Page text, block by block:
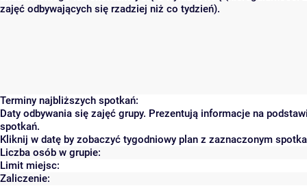
zajęć odbywających się rzadziej niż co tydzień).
Terminy najbliższych spotkań:
Daty odbywania się zajęć grupy. Prezentują informacje na
spotkań.
Kliknij w datę by zobaczyć tygodniowy plan z zaznaczonym
Liczba osób w grupie:
Limit miejsc:
Zaliczenie: